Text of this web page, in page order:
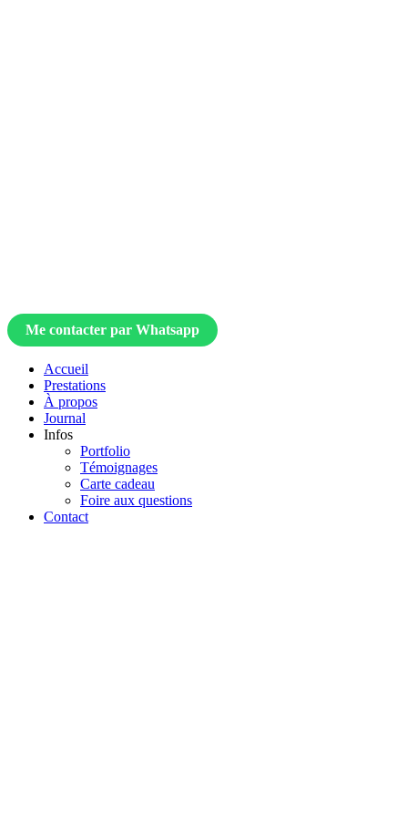
Me contacter par Whatsapp
Accueil
Prestations
À propos
Journal
Infos
Portfolio
Témoignages
Carte cadeau
Foire aux questions
Contact